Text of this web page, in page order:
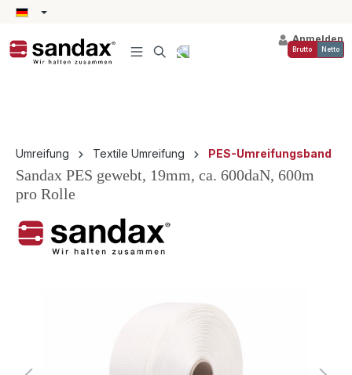
springen
Anmelden
Brutto Netto
Umreifung Textile Umreifung PES-Umreifungsband
Sandax PES gewebt, 19mm, ca. 600daN, 600m
pro Rolle